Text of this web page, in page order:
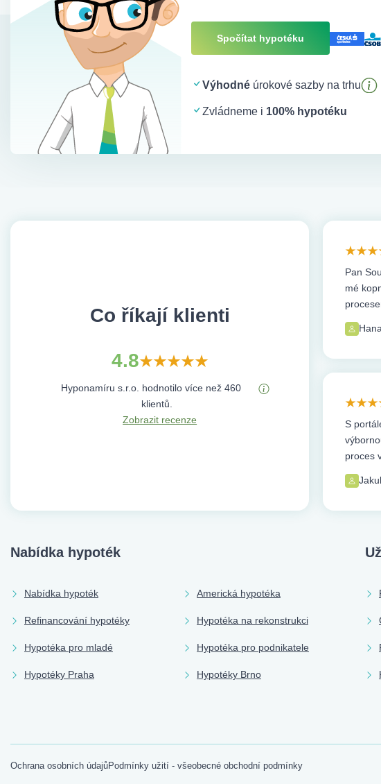
Spočítat hypotéku
Výhodné úrokové sazby na trhu
Zvládneme i 100% hypotéku
Co říkají klienti
4.8
Hyponamíru s.r.o. hodnotilo více než 460
klientů.
Zobrazit recenze
Pan
mé
S
proces
Nabídka hypoték
Nabídka hypoték Americká hypotéka
Refinancování hypotéky Hypotéka na rekonstrukci
Hypotéka pro mladé Hypotéka pro podnikatele
Hypotéky Praha Hypotéky Brno
Ochrana osobních údajůPodmínky užití - všeobecné obchodní podmínky